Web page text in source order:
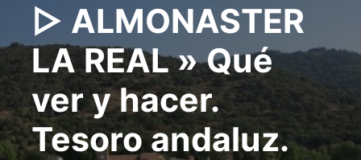
▷ ALMONASTER
LA REAL » Qué
ver y hacer.
Tesoro andaluz.